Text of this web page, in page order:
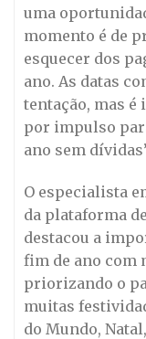
uma
momento é de
esquecer dos
ano. As datas
tentação, mas
por impulso
ano sem
O especialista
da plataforma
destacou a
fim de ano com
priorizando o
muitas
do Mundo,